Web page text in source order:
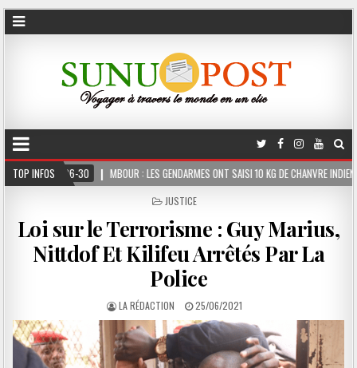
TOP INFOS
MBOUR : LES GENDARMES ONT SAISI 10 KG DE CHANVRE INDIEN DISSIMULÉS DANS LE
POSTED
JUSTICE
Loi sur le Terrorisme : Guy Marius,
Nittdof Et Kilifeu Arrêtés Par La
Police
LA RÉDACTION 25/06/2021